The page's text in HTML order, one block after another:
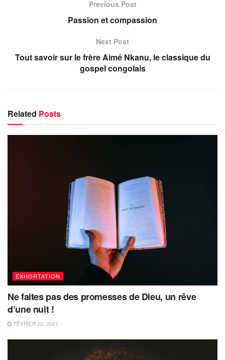
Previous Post
Passion et compassion
Next Post
Tout savoir sur le frère Aimé Nkanu, le classique du
gospel congolais
Related Posts
EXHORTATION
Ne faites pas des promesses de Dieu, un rêve
d’une nuit !
FÉVRIER 23, 2021